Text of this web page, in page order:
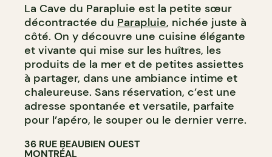
La Cave du Parapluie est la petite sœur
décontractée du Parapluie, nichée juste à
côté. On y découvre une cuisine élégante
et vivante qui mise sur les huîtres, les
produits de la mer et de petites assiettes
à partager, dans une ambiance intime et
chaleureuse. Sans réservation, c’est une
adresse spontanée et versatile, parfaite
pour l’apéro, le souper ou le dernier verre.
36 RUE BEAUBIEN OUEST
MONTRÉAL